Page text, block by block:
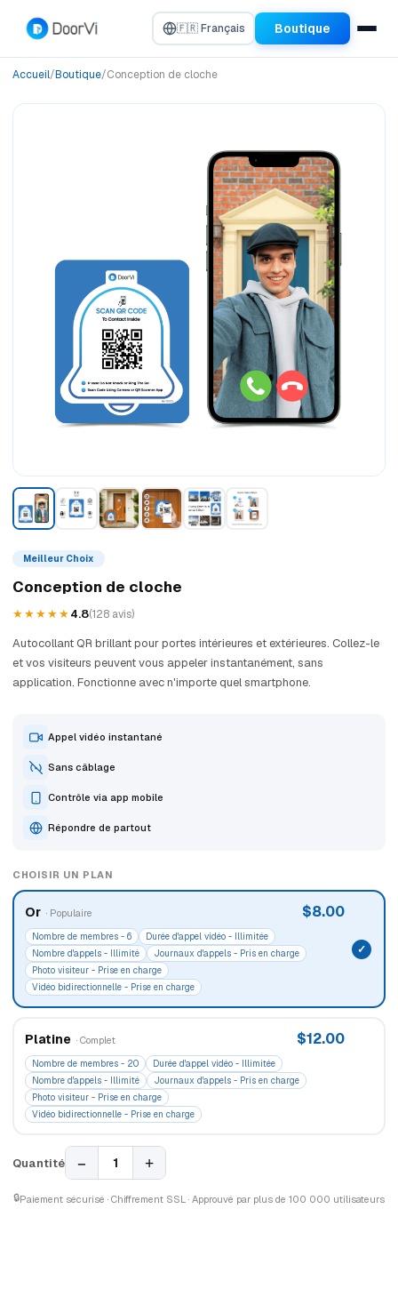
🇫🇷 Français Boutique
Accueil/Boutique/Conception de cloche
Meilleur Choix
Conception de cloche
★★★★★4.8(128 avis)
Autocollant QR brillant pour portes intérieures et extérieures. Collez-le
et vos visiteurs peuvent vous appeler instantanément, sans
application. Fonctionne avec n'importe quel smartphone.
Appel vidéo instantané
Sans câblage
Contrôle via app mobile
Répondre de partout
CHOISIR UN PLAN
Or · Populaire $8.00
Nombre de membres - 6
Durée d'appel vidéo - Illimitée
Nombre d'appels - Illimité
Journaux d'appels - Pris en charge
Photo visiteur - Prise en charge
Vidéo bidirectionnelle - Prise en charge
Platine · Complet $12.00
Nombre de membres - 20
Durée d'appel vidéo - Illimitée
Nombre d'appels - Illimité
Journaux d'appels - Pris en charge
Photo visiteur - Prise en charge
Vidéo bidirectionnelle - Prise en charge
Quantité − 1 +
🔒Paiement sécurisé · Chiffrement SSL · Approuvé par plus de 100 000 utilisateurs